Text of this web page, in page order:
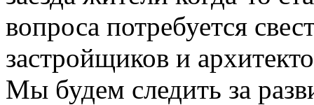
вопроса потребуется
застройщиков и
Мы будем следить за